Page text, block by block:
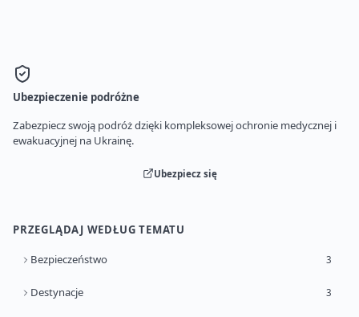
Ubezpieczenie podróżne
Zabezpiecz swoją podróż dzięki kompleksowej ochronie medycznej i
ewakuacyjnej na Ukrainę.
Ubezpiecz się
PRZEGLĄDAJ WEDŁUG TEMATU
Bezpieczeństwo 3
Destynacje 3